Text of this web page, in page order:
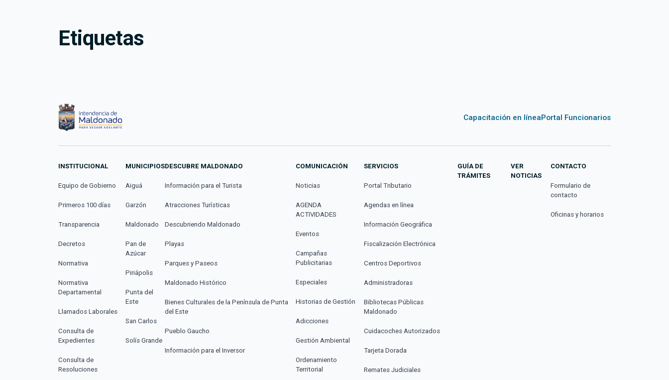
Etiquetas
Capacitación en líneaPortal Funcionarios
INSTITUCIONAL
Equipo de Gobierno
Primeros 100 días
Transparencia
Decretos
Normativa
Normativa
Departamental
Llamados Laborales
Consulta de
Expedientes
Consulta de
Resoluciones
MUNICIPIOS
Aiguá
Garzón
Maldonado
Pan de
Azúcar
Piriápolis
Punta del
Este
San Carlos
Solís Grande
DESCUBRE MALDONADO
Información para el Turista
Atracciones Turísticas
Descubriendo Maldonado
Playas
Parques y Paseos
Maldonado Histórico
Bienes Culturales de la Península de Punta
del Este
Pueblo Gaucho
Información para el Inversor
COMUNICACIÓN
Noticias
AGENDA
ACTIVIDADES
Eventos
Campañas
Publicitarias
Especiales
Historias de Gestión
Adicciones
Gestión Ambiental
Ordenamiento
Territorial
SERVICIOS
Portal Tributario
Agendas en línea
Información Geográfica
Fiscalización Electrónica
Centros Deportivos
Administradoras
Bibliotecas Públicas
Maldonado
Cuidacoches Autorizados
Tarjeta Dorada
Remates Judiciales
GUÍA DE
TRÁMITES
VER
NOTICIAS
CONTACTO
Formulario de
contacto
Oficinas y horarios